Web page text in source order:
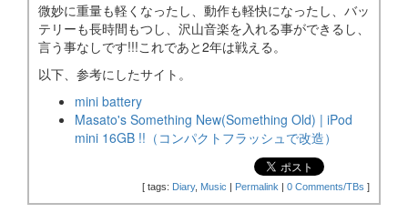
微妙に重量も軽くなったし、動作も軽快になったし、バッ
テリーも長時間もつし、沢山音楽を入れる事ができるし、
言う事なしです!!!これであと2年は戦える。
以下、参考にしたサイト。
mini battery
Masato's Something New(Something Old) | iPod
mini 16GB !!（コンパクトフラッシュで改造）
[ tags: Diary, Music | Permalink | 0 Comments/TBs ]